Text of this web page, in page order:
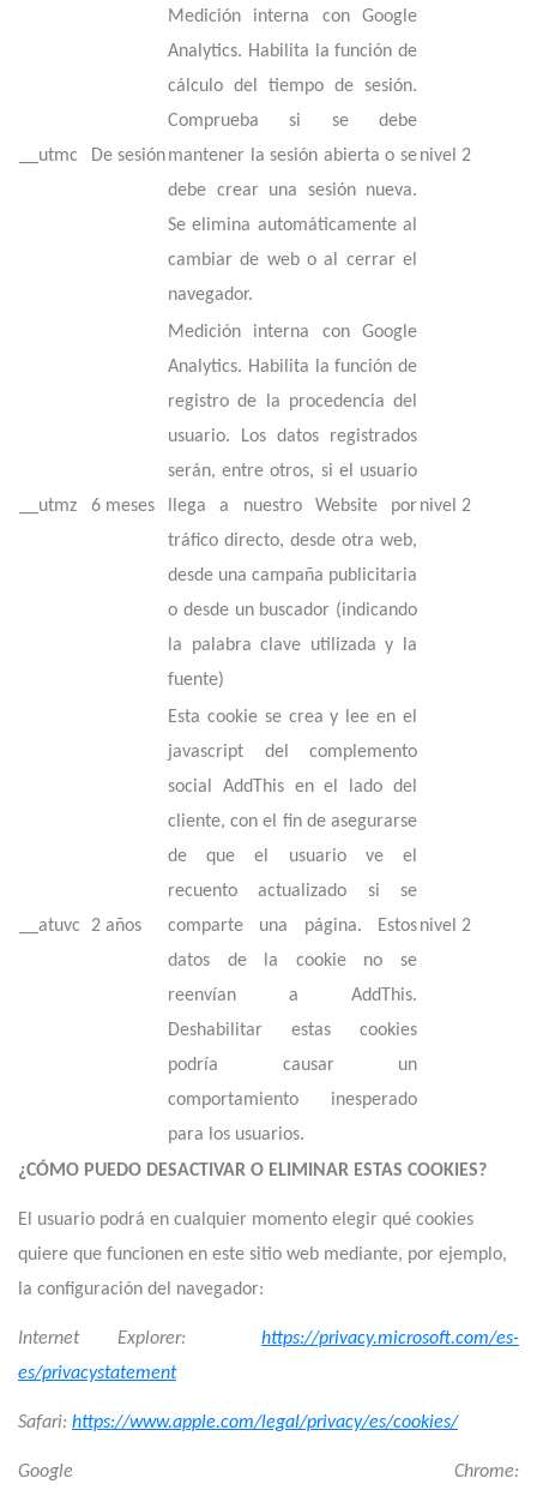
__utmc De sesión
Medición interna con Google
Analytics. Habilita la función de
cálculo del tiempo de sesión.
Comprueba si se debe
mantener la sesión abierta o se
debe crear una sesión nueva.
Se elimina automáticamente al
cambiar de web o al cerrar el
navegador.
nivel 2
__utmz 6 meses
Medición interna con Google
Analytics. Habilita la función de
registro de la procedencia del
usuario. Los datos registrados
serán, entre otros, si el usuario
llega a nuestro Website por
tráfico directo, desde otra web,
desde una campaña publicitaria
o desde un buscador (indicando
la palabra clave utilizada y la
fuente)
nivel 2
__atuvc 2 años
Esta cookie se crea y lee en el
javascript del complemento
social AddThis en el lado del
cliente, con el fin de asegurarse
de que el usuario ve el
recuento actualizado si se
comparte una página. Estos
datos de la cookie no se
reenvían a AddThis.
Deshabilitar estas cookies
podría causar un
comportamiento inesperado
para los usuarios.
nivel 2
¿CÓMO PUEDO DESACTIVAR O ELIMINAR ESTAS COOKIES?
El usuario podrá en cualquier momento elegir qué cookies
quiere que funcionen en este sitio web mediante, por ejemplo,
la configuración del navegador:
Internet Explorer: https://privacy.microsoft.com/es-
es/privacystatement
Safari: https://www.apple.com/legal/privacy/es/cookies/
Google Chrome: